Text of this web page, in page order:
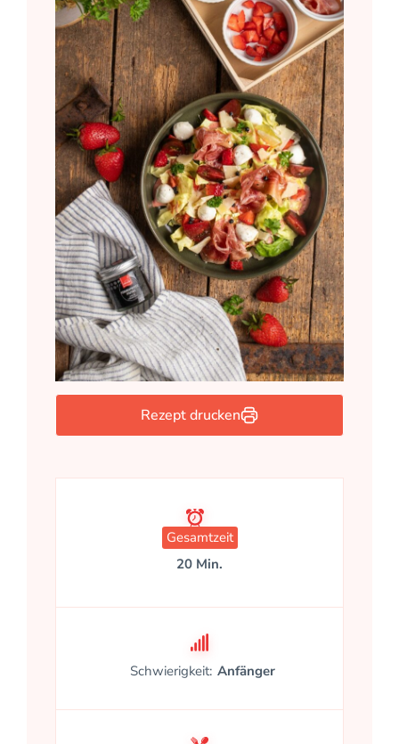
Rezept drucken
Gesamtzeit
20 Min.
Schwierigkeit: Anfänger